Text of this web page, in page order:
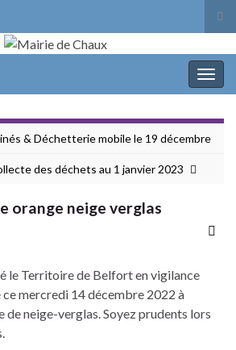
& Déchetterie mobile le 19 décembre
des déchets au 1 janvier 2023
orange neige verglas
le Territoire de Belfort en vigilance
mercredi 14 décembre 2022 à
de neige-verglas. Soyez prudents lors